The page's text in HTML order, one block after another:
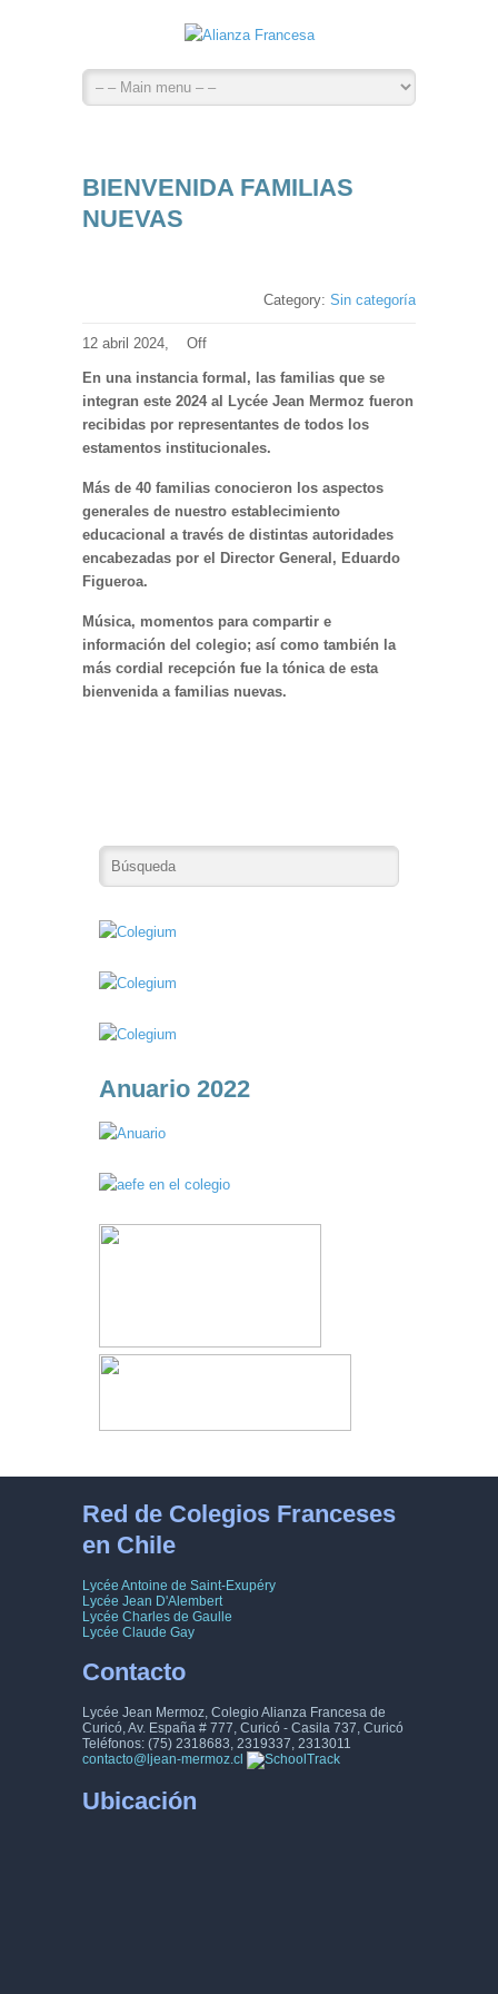
BIENVENIDA FAMILIAS
NUEVAS
Category: Sin categoría
12 abril 2024, Off
En una instancia formal, las familias que se
integran este 2024 al Lycée Jean Mermoz fueron
recibidas por representantes de todos los
estamentos institucionales.
Más de 40 familias conocieron los aspectos
generales de nuestro establecimiento
educacional a través de distintas autoridades
encabezadas por el Director General, Eduardo
Figueroa.
Música, momentos para compartir e
información del colegio; así como también la
más cordial recepción fue la tónica de esta
bienvenida a familias nuevas.
Anuario 2022
Red de Colegios Franceses
en Chile
Lycée Antoine de Saint-Exupéry
Lycée Jean D'Alembert
Lycée Charles de Gaulle
Lycée Claude Gay
Contacto
Lycée Jean Mermoz, Colegio Alianza Francesa de
Curicó, Av. España # 777, Curicó - Casila 737, Curicó
Teléfonos: (75) 2318683, 2319337, 2313011
contacto@ljean-mermoz.cl
Ubicación